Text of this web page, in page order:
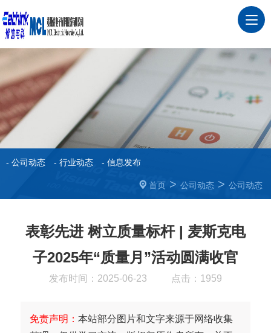
- 公司动态 - 行业动态 - 信息发布
首页 >公司动态 >公司动态
表彰先进 树立质量标杆 | 麦斯克电
子2025年“质量月”活动圆满收官
发布时间：2025-06-23 点击：1959
免责声明： 本站部分图片和文字来源于网络收集